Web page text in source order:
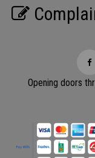
Opening doors